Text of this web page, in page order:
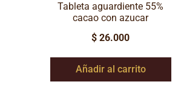
Tableta aguardiente 55%
cacao con azucar
$ 26.000
Añadir al carrito